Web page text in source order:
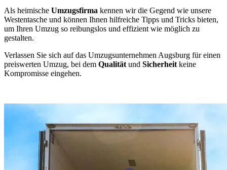
Als heimische Umzugsfirma kennen wir die Gegend wie unsere
Westentasche und können Ihnen hilfreiche Tipps und Tricks bieten,
um Ihren Umzug so reibungslos und effizient wie möglich zu
gestalten.
Verlassen Sie sich auf das Umzugsunternehmen Augsburg für einen
preiswerten Umzug, bei dem Qualität und Sicherheit keine
Kompromisse eingehen.